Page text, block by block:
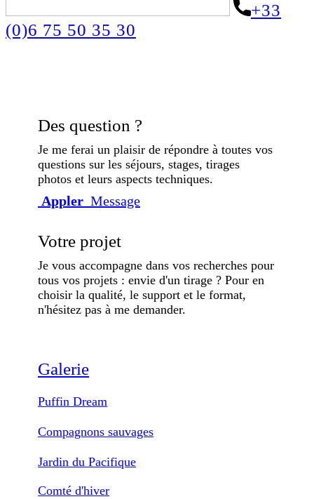
+33
(0)6 75 50 35 30
Des question ?
Je me ferai un plaisir de répondre à toutes vos
questions sur les séjours, stages, tirages
photos et leurs aspects techniques.
Appler Message
Votre projet
Je vous accompagne dans vos recherches pour
tous vos projets : envie d'un tirage ? Pour en
choisir la qualité, le support et le format,
n'hésitez pas à me demander.
Galerie
Puffin Dream
Compagnons sauvages
Jardin du Pacifique
Comté d'hiver